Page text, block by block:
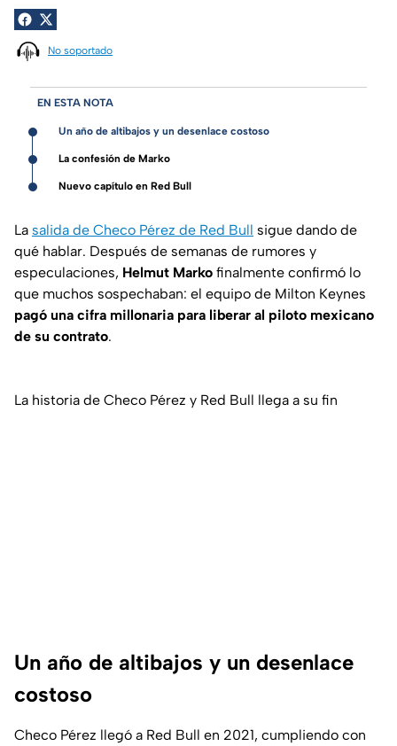
No soportado
EN ESTA NOTA
Un año de altibajos y un desenlace costoso
La confesión de Marko
Nuevo capítulo en Red Bull
La salida de Checo Pérez de Red Bull sigue dando de
qué hablar. Después de semanas de rumores y
especulaciones, Helmut Marko finalmente confirmó lo
que muchos sospechaban: el equipo de Milton Keynes
pagó una cifra millonaria para liberar al piloto mexicano
de su contrato.
La historia de Checo Pérez y Red Bull llega a su fin
Un año de altibajos y un desenlace
costoso
Checo Pérez llegó a Red Bull en 2021, cumpliendo con